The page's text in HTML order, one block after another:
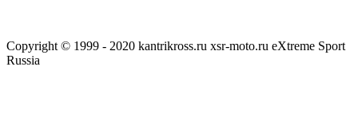
Copyright © 1999 - 2020 kantrikross.ru xsr-moto.ru eXtreme Sport
Russia